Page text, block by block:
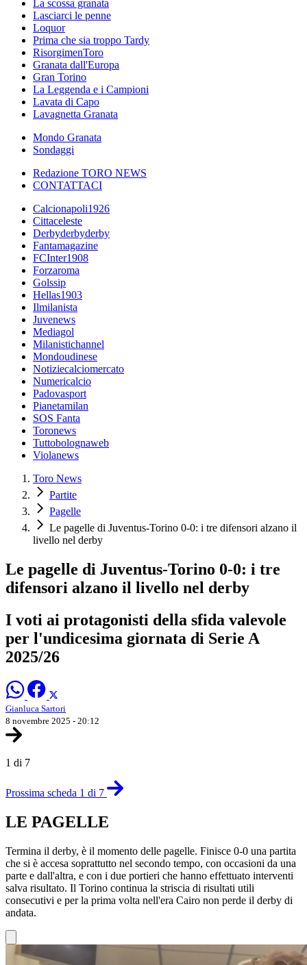
La scossa granata
Lasciarci le penne
Loquor
Prima che sia troppo Tardy
RisorgimenToro
Granata dall'Europa
Gran Torino
La Leggenda e i Campioni
Lavata di Capo
Lavagnetta Granata
Mondo Granata
Sondaggi
Redazione TORO NEWS
CONTATTACI
Calcionapoli1926
Cittaceleste
Derbyderbyderby
Fantamagazine
FCInter1908
Forzaroma
Golssip
Hellas1903
Ilmilanista
Juvenews
Mediagol
Milanistichannel
Mondoudinese
Notiziecalciomercato
Numericalcio
Padovasport
Pianetamilan
SOS Fanta
Toronews
Tuttobolognaweb
Violanews
Toro News
Partite
Pagelle
Le pagelle di Juventus-Torino 0-0: i tre difensori alzano il
livello nel derby
Le pagelle di Juventus-Torino 0-0: i tre
difensori alzano il livello nel derby
I voti ai protagonisti della sfida valevole
per l'undicesima giornata di Serie A
2025/26
Gianluca Sartori
8 novembre 2025 - 20:12
1 di 7
Prossima scheda 1 di 7
LE PAGELLE
Termina il derby, è il momento delle pagelle. Finisce 0-0 una partita
che si è accesa soprattutto nel secondo tempo, con occasioni da una
parte e dall'altra, e con i due portieri che hanno effettuato interventi
salva risultato. Il Torino continua la striscia di risultati utili
consecutivi e per la prima volta nell'era Cairo non perde il derby di
andata.